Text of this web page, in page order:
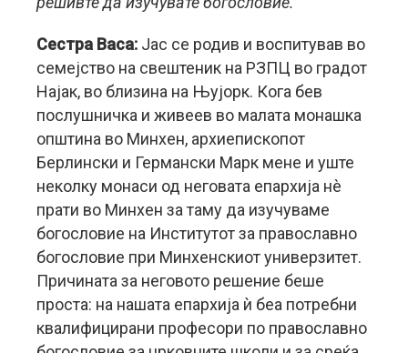
Сестра Васа: Јас се родив и воспитував во
семејство на свештеник на РЗПЦ во градот
Најак, во близина на Њујорк. Кога бев
послушничка и живеев во малата монашка
општина во Минхен, архиепископот
Берлински и Германски Марк мене и уште
неколку монаси од неговата епархија нè
прати во Минхен за таму да изучуваме
богословие на Институтот за православно
богословие при Минхенскиот универзитет.
Причината за неговото решение беше
проста: на нашата епархија ѝ беа потребни
квалифицирани професори по православно